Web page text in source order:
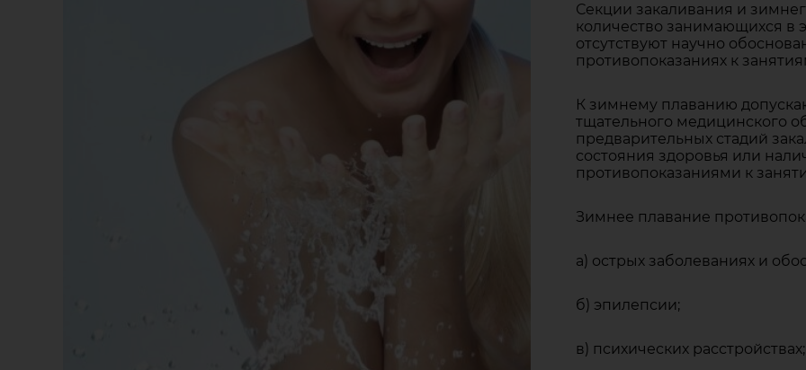
Секции закаливания и
количество занимающихся в
отсутствуют научно
противопоказаниях к
К зимнему плаванию
тщательного медицинского
предварительных стадий
состояния здоровья или
противопоказаниями к
Зимнее плавание
а) острых заболеваниях и
б) эпилепсии;
в) психических расстройствах;